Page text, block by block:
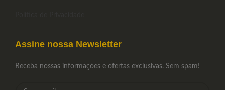
Assine nossa Newsletter
Receba nossas informações e ofertas exclusivas. Sem spam!